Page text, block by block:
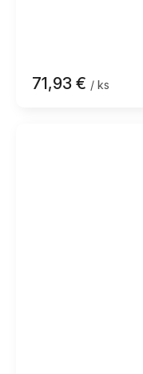
71,93 € / ks